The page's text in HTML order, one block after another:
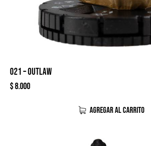
021 – OUTLAW
$8.000
AGREGAR AL CARRITO